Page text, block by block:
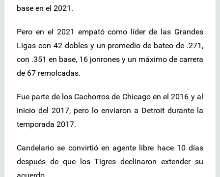
base en el 2021.
Pero en el 2021 empató como líder de las Grandes
Ligas con 42 dobles y un promedio de bateo de .271,
con .351 en base, 16 jonrones y un máximo de carrera
de 67 remolcadas.
Fue parte de los Cachorros de Chicago en el 2016 y al
inicio del 2017, pero lo enviaron a Detroit durante la
temporada 2017.
Candelario se convirtió en agente libre hace 10 días
después de que los Tigres declinaron extender su